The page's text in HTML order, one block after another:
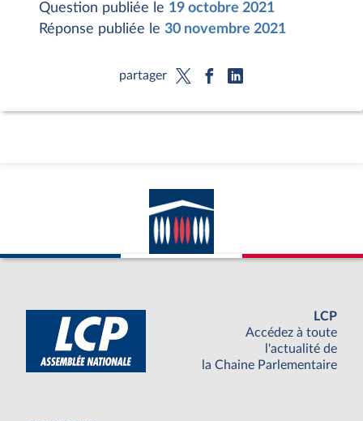
Question publiée le 19 octobre 2021
Réponse publiée le 30 novembre 2021
partager
LCP
Accédez à toute
l'actualité de
la Chaine Parlementaire